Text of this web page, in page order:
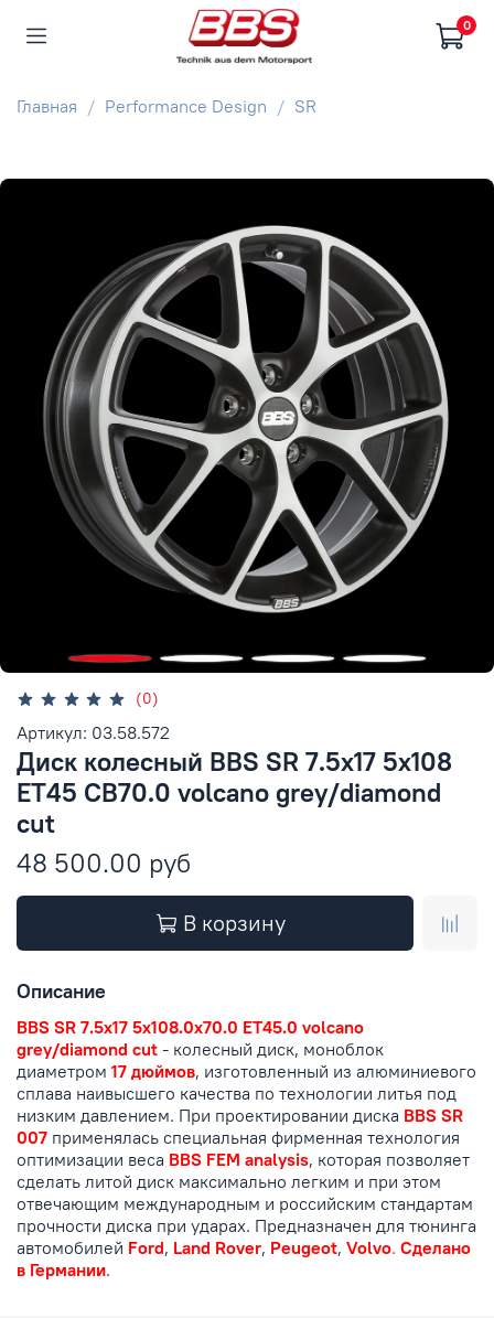
0
Главная Performance Design SR
(0)
Артикул: 03.58.572
Диск колесный BBS SR 7.5x17 5x108
ET45 CB70.0 volcano grey/diamond
cut
48 500.00 руб
В корзину
Описание
BBS SR 7.5x17 5x108.0x70.0 ET45.0 volcano
grey/diamond cut - колесный диск, моноблок
диаметром 17 дюймов, изготовленный из алюминиевого
сплава наивысшего качества по технологии литья под
низким давлением. При проектировании диска BBS SR
007 применялась специальная фирменная технология
оптимизации веса BBS FEM analysis, которая позволяет
сделать литой диск максимально легким и при этом
отвечающим международным и российским стандартам
прочности диска при ударах. Предназначен для тюнинга
автомобилей Ford, Land Rover, Peugeot, Volvo. Сделано
в Германии.